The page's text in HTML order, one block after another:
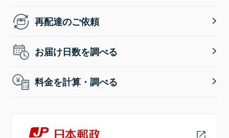
再配達のご依頼
お届け日数を調べる
料金を計算・調べる